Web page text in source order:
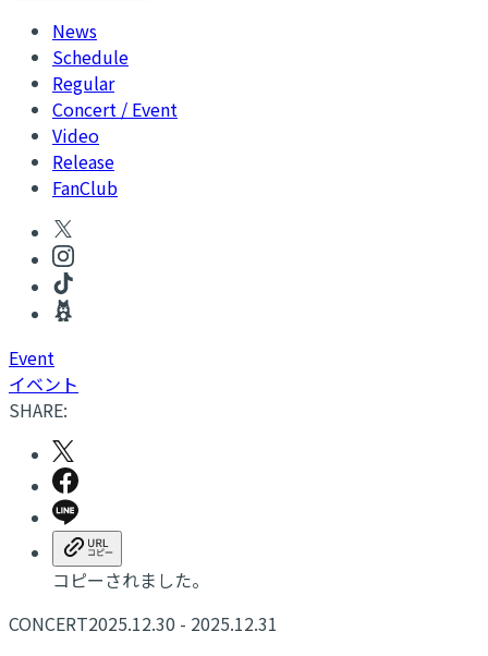
News
Schedule
Regular
Concert / Event
Video
Release
FanClub
Event
イベント
SHARE:
コピーされました。
CONCERT2025.12.30 - 2025.12.31